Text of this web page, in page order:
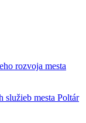
rozvoja mesta
mesta Poltár